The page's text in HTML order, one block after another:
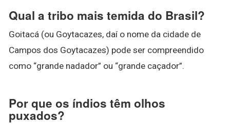
Qual a tribo mais temida do Brasil?
Goitacá (ou Goytacazes, daí o nome da cidade de
Campos dos Goytacazes) pode ser compreendido
como “grande nadador” ou “grande caçador”.
Por que os índios têm olhos
puxados?